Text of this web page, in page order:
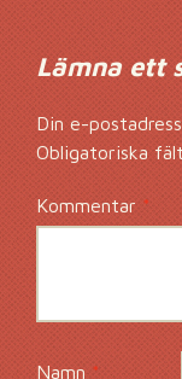
Lämna ett
Din e-
Obligatoriska
Kommentar*
Namn *